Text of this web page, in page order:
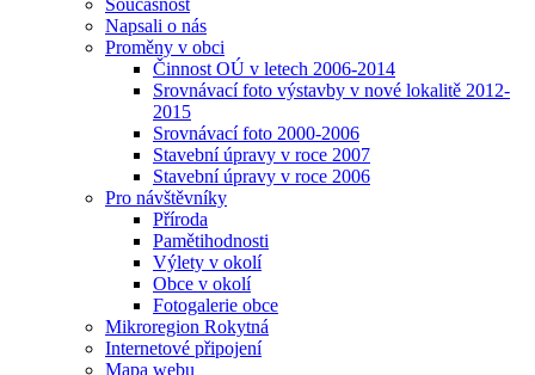
Současnost
Napsali o nás
Proměny v obci
Činnost OÚ v letech 2006-2014
Srovnávací foto výstavby v nové lokalitě 2012-
2015
Srovnávací foto 2000-2006
Stavební úpravy v roce 2007
Stavební úpravy v roce 2006
Pro návštěvníky
Příroda
Pamětihodnosti
Výlety v okolí
Obce v okolí
Fotogalerie obce
Mikroregion Rokytná
Internetové připojení
Mapa webu